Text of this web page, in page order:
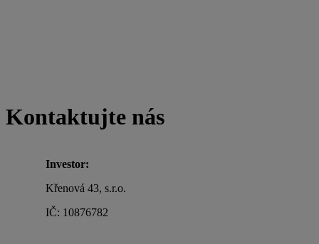
Kontaktujte nás
Investor:
Křenová 43, s.r.o.
IČ: 10876782